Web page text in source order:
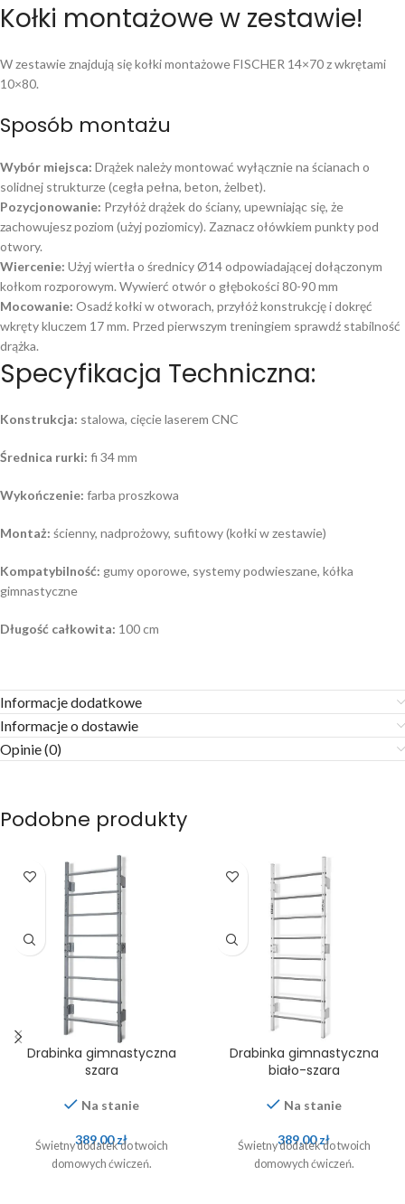
Kołki montażowe w zestawie!
W zestawie znajdują się kołki montażowe FISCHER 14×70 z wkrętami
10×80.
Sposób montażu
Wybór miejsca: Drążek należy montować wyłącznie na ścianach o
solidnej strukturze (cegła pełna, beton, żelbet).
Pozycjonowanie: Przyłóż drążek do ściany, upewniając się, że
zachowujesz poziom (użyj poziomicy). Zaznacz ołówkiem punkty pod
otwory.
Wiercenie: Użyj wiertła o średnicy Ø14 odpowiadającej dołączonym
kołkom rozporowym. Wywierć otwór o głębokości 80-90 mm
Mocowanie: Osadź kołki w otworach, przyłóż konstrukcję i dokręć
wkręty kluczem 17 mm. Przed pierwszym treningiem sprawdź stabilność
drążka.
Specyfikacja Techniczna:
Konstrukcja: stalowa, cięcie laserem CNC
Średnica rurki: fi 34 mm
Wykończenie: farba proszkowa
Montaż: ścienny, nadprożowy, sufitowy (kołki w zestawie)
Kompatybilność: gumy oporowe, systemy podwieszane, kółka
gimnastyczne
Długość całkowita: 100 cm
Informacje dodatkowe
Informacje o dostawie
Opinie (0)
Podobne produkty
Drabinka gimnastyczna
szara
Na stanie
389,00zł
Świetny dodatek do twoich
domowych ćwiczeń.
Drabinka gimnastyczna
biało-szara
Na stanie
389,00zł
Świetny dodatek do twoich
domowych ćwiczeń.